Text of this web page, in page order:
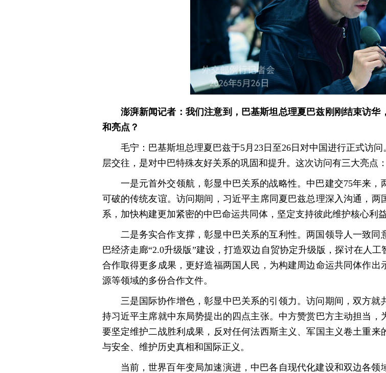
澎湃新闻记者：我们注意到，巴基斯坦总理夏巴兹刚刚结束访
和亮点？
毛宁：巴基斯坦总理夏巴兹于5月23日至26日对中国进行正式访
层交往，是对中巴特殊友好关系的巩固和提升。这次访问有三大亮点：
一是元首外交领航，彰显中巴关系的战略性。中巴建交75年来
可破的传统友谊。访问期间，习近平主席同夏巴兹总理深入沟通，
系，加快构建更加紧密的中巴命运共同体，坚定支持彼此维护核心利
二是务实合作支撑，彰显中巴关系的互利性。两国领导人一致
巴经济走廊“2.0升级版”建设，打造双边自贸协定升级版，探讨在人
合作取得更多成果，更好造福两国人民，为构建周边命运共同体作
源等领域的多份合作文件。
三是国际协作增色，彰显中巴关系的引领力。访问期间，双方
持习近平主席就中东局势提出的四点主张。中方赞赏巴方主动担当
要坚定维护二战胜利成果，反对任何法西斯主义、军国主义卷土重
与安全、维护历史真相和国际正义。
当前，世界百年变局加速演进，中巴各自现代化建设和双边各